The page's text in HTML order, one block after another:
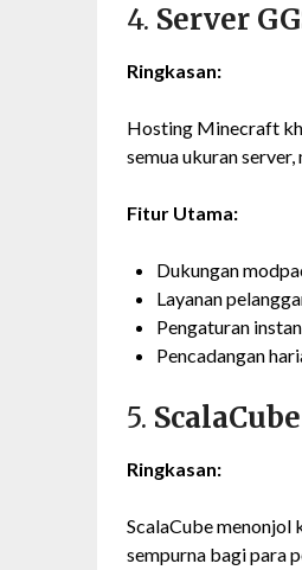
4. Server
Ringkasan:
Hosting Minecraft
semua ukuran
Fitur Utama:
Dukungan
Layanan
Pengaturan instan
Pencadangan
5. ScalaCube
Ringkasan:
ScalaCube menonjol
sempurna bagi para